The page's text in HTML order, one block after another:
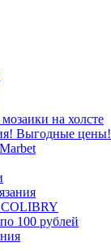
на холсте
Выгодные цены!
COLIBRY
100 рублей